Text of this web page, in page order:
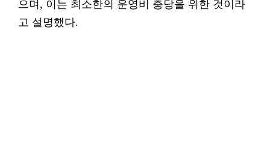
으며, 이는 최소한의 운영비 충당을 위한 것이라
고 설명했다.